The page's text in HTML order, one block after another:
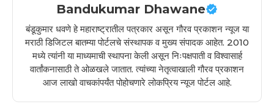
Bandukumar Dhawane
बंडूकुमार धवणे हे महाराष्ट्रातील पत्रकार असून गौरव प्रकाशन न्यूज या
मराठी डिजिटल बातम्या पोर्टलचे संस्थापक व मुख्य संपादक आहेत. 2010
मध्ये त्यांनी या माध्यमाची स्थापना केली असून निःपक्षपाती व विश्वासार्ह
वार्तांकनासाठी ते ओळखले जातात. त्यांच्या नेतृत्वाखाली गौरव प्रकाशन
आज लाखो वाचकांपर्यंत पोहोचणारे लोकप्रिय न्यूज पोर्टल आहे.